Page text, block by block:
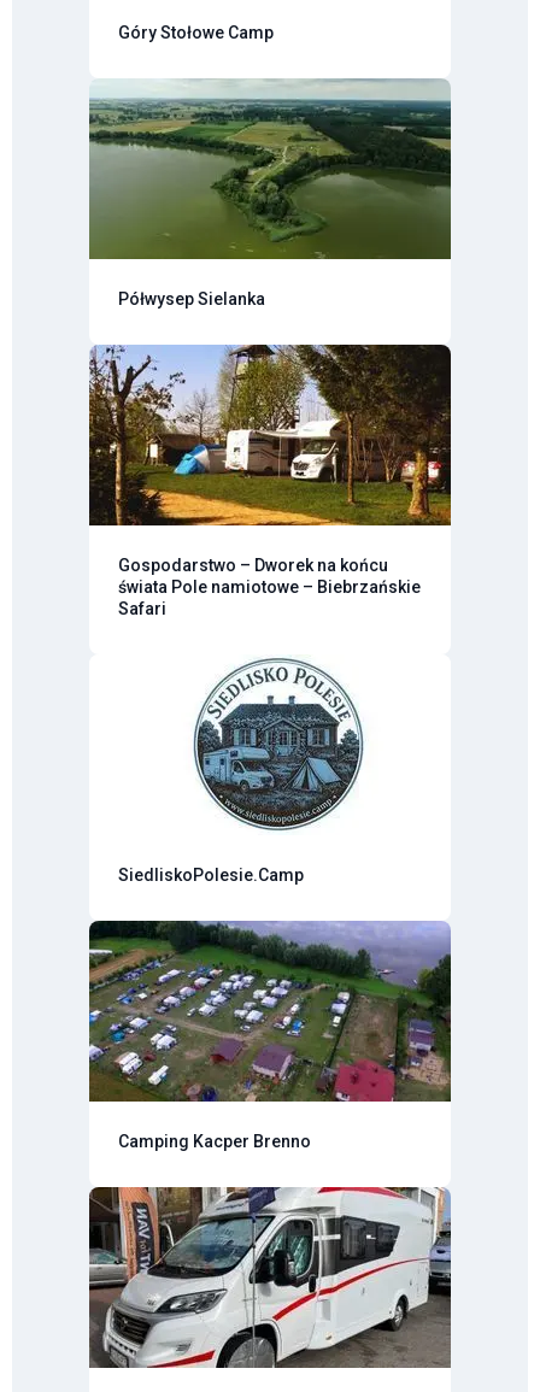
Góry Stołowe Camp
Półwysep Sielanka
Gospodarstwo – Dworek na końcu
świata Pole namiotowe – Biebrzańskie
Safari
SiedliskoPolesie.Camp
Camping Kacper Brenno